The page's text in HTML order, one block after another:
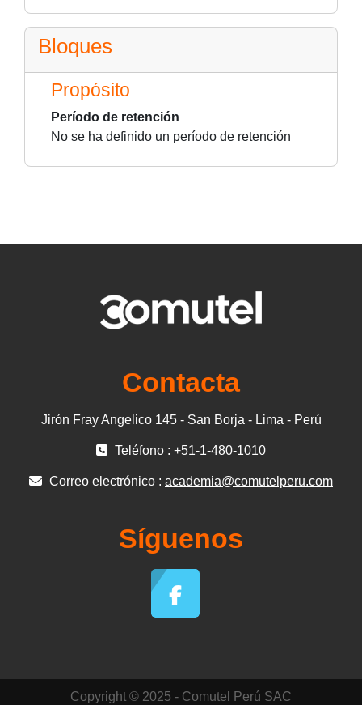
Bloques
Propósito
Período de retención
No se ha definido un período de retención
Contacta
Jirón Fray Angelico 145 - San Borja - Lima - Perú
Teléfono : +51-1-480-1010
Correo electrónico : academia@comutelperu.com
Síguenos
Copyright © 2025 - Comutel Perú SAC